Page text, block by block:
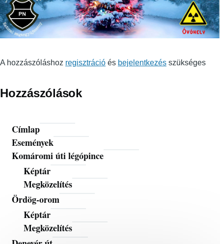
A hozzászóláshoz regisztráció és bejelentkezés szükséges
Hozzászólások
navigáció
Címlap
Események
Komáromi úti légópince
Képtár
Megközelítés
Ördög-orom
Képtár
Megközelítés